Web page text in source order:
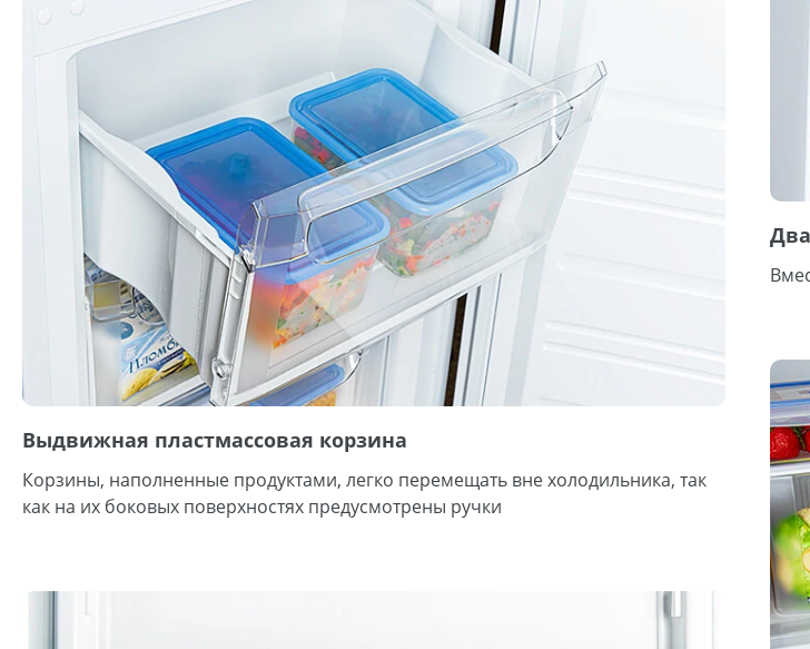
Выдвижная пластмассовая корзина
Корзины, наполненные продуктами, легко перемещать вне холодильника, так
как на их боковых поверхностях предусмотрены ручки